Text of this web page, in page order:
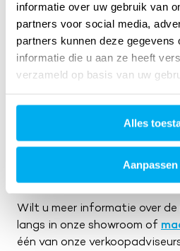
informatie over uw gebruik van
partners voor social media,
partners kunnen deze gegevens
informatie die u aan ze heeft
verzameld op basis van uw
Alles
Aanpassen
MODEL KELLER
FARMHOUSE
Wilt u meer informatie over de
langs in onze showroom of
één van onze